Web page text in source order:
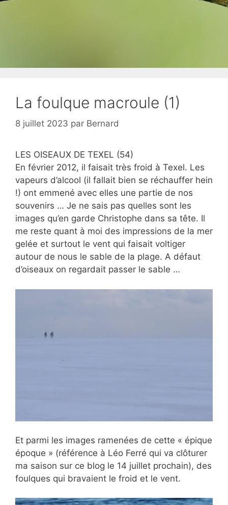
La foulque macroule (1)
8 juillet 2023 par Bernard
LES OISEAUX DE TEXEL (54)
En février 2012, il faisait très froid à Texel. Les
vapeurs d’alcool (il fallait bien se réchauffer hein
!) ont emmené avec elles une partie de nos
souvenirs … Je ne sais pas quelles sont les
images qu’en garde Christophe dans sa tête. Il
me reste quant à moi des impressions de la mer
gelée et surtout le vent qui faisait voltiger
autour de nous le sable de la plage. A défaut
d’oiseaux on regardait passer le sable …
Et parmi les images ramenées de cette « épique
époque » (référence à Léo Ferré qui va clôturer
ma saison sur ce blog le 14 juillet prochain), des
foulques qui bravaient le froid et le vent.